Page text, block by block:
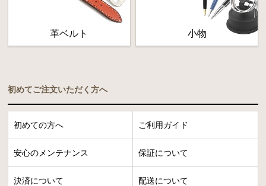
革ベルト 小物
初めてご注文いただく方へ
初めての方へ ご利用ガイド
安心のメンテナンス 保証について
決済について 配送について